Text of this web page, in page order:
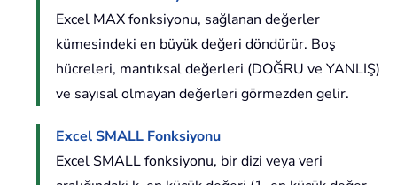
Excel MAX fonksiyonu, sağlanan değerler
kümesindeki en büyük değeri döndürür. Boş
hücreleri, mantıksal değerleri (DOĞRU ve YANLIŞ)
ve sayısal olmayan değerleri görmezden gelir.
Excel SMALL Fonksiyonu
Excel SMALL fonksiyonu, bir dizi veya veri